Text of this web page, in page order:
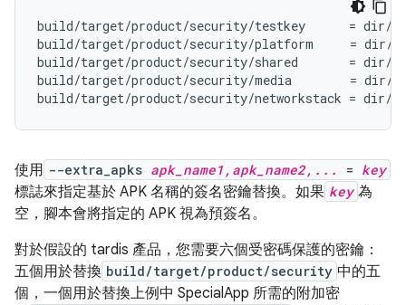
build/target/product/security/testkey      = dir/
build/target/product/security/platform     = dir/
build/target/product/security/shared       = dir/
build/target/product/security/media        = dir/
使用 --extra_apks apk_name1,apk_name2,... = key
標誌來指定基於 APK 名稱的簽名密鑰替換。如果 key 為
空，腳本會將指定的 APK 視為預簽名。
對於假設的 tardis 產品，您需要六個受密碼保護的密鑰：
五個用於替換 build/target/product/security 中的五
個，一個用於替換上例中 SpecialApp 所需的附加密